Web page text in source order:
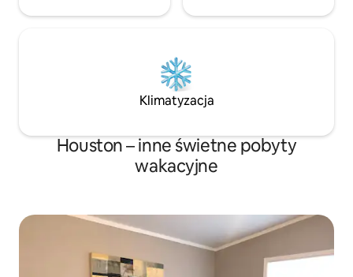
Klimatyzacja
Houston – inne świetne pobyty
wakacyjne